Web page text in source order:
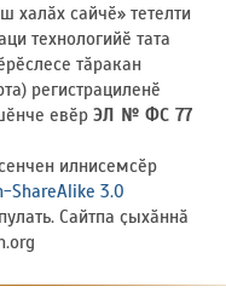
халӑх сайчӗ» тетелти
технологийӗ тата
тӑракан
регистрациленӗ
евӗр ЭЛ № ФС 77
илнисемсӗр
ShareAlike 3.0
Сайтпа ҫыхӑннӑ